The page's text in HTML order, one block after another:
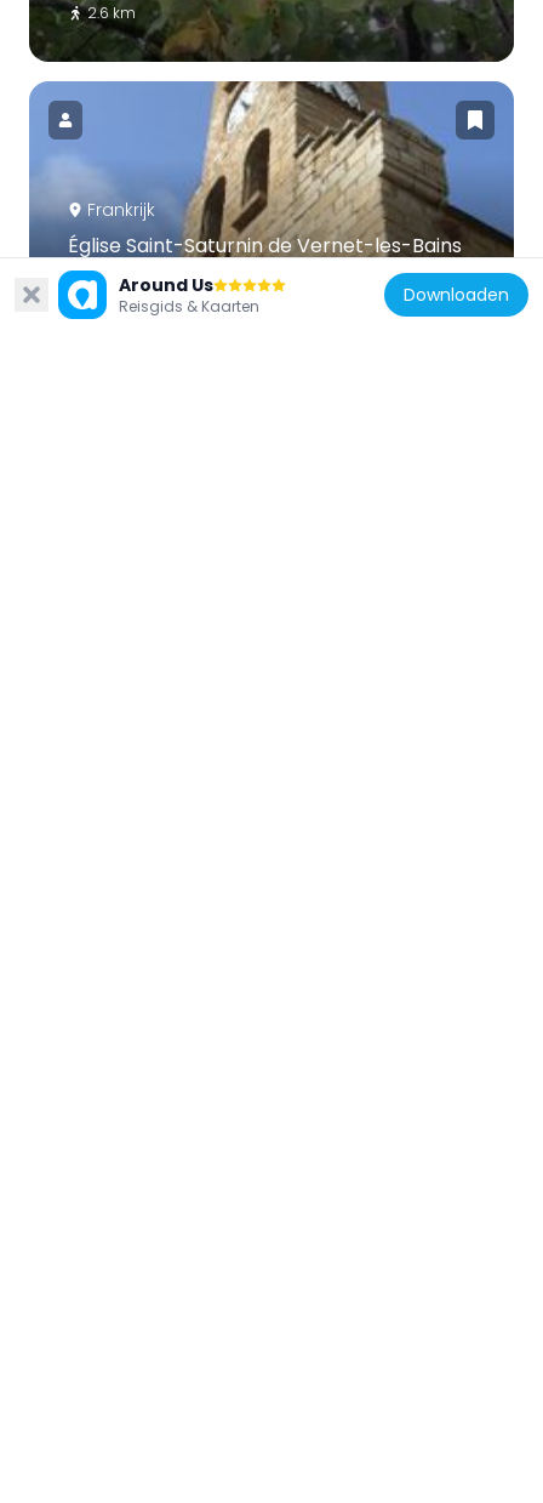
2.6 km
Frankrijk
Église Saint-Saturnin de Vernet-les-Bains
2.5 km
Around Us
Reisgids & Kaarten Downloaden